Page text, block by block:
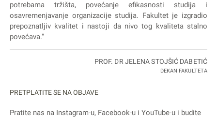
potrebama tržišta, povećanje efikasnosti studija i
osavremenjavanje organizacije studija. Fakultet je izgradio
prepoznatljiv kvalitet i nastoji da nivo tog kvaliteta stalno
povećava."
PROF. DR JELENA STOJŠIĆ DABETIĆ
DEKAN FAKULTETA
PRETPLATITE SE NA OBJAVE
Pratite nas na Instagram-u, Facebook-u i YouTube-u i budite